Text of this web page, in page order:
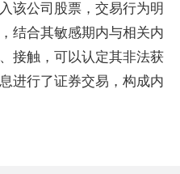
该公司股票，交易行为明
结合其敏感期内与相关内
接触，可以认定其非法获
进行了证券交易，构成内